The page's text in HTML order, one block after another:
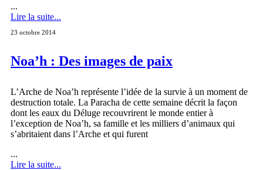
...
Lire la suite...
23 octobre 2014
Noa’h : Des images de paix
L’Arche de Noa’h représente l’idée de la survie à un moment de
destruction totale. La Paracha de cette semaine décrit la façon
dont les eaux du Déluge recouvrirent le monde entier à
l’exception de Noa’h, sa famille et les milliers d’animaux qui
s’abritaient dans l’Arche et qui furent
...
Lire la suite...